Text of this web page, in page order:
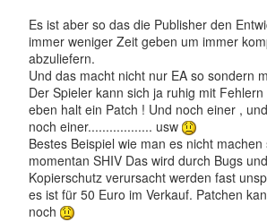
Es ist aber so das die Publisher den
immer weniger Zeit geben um immer
abzuliefern.
Und das macht nicht nur EA so sondern
Der Spieler kann sich ja ruhig mit
eben halt ein Patch ! Und noch einer ,
noch einer.................. usw
Bestes Beispiel wie man es nicht
momentan SHIV Das wird durch Bugs
Kopierschutz verursacht werden fast
es ist für 50 Euro im Verkauf. Patchen
noch